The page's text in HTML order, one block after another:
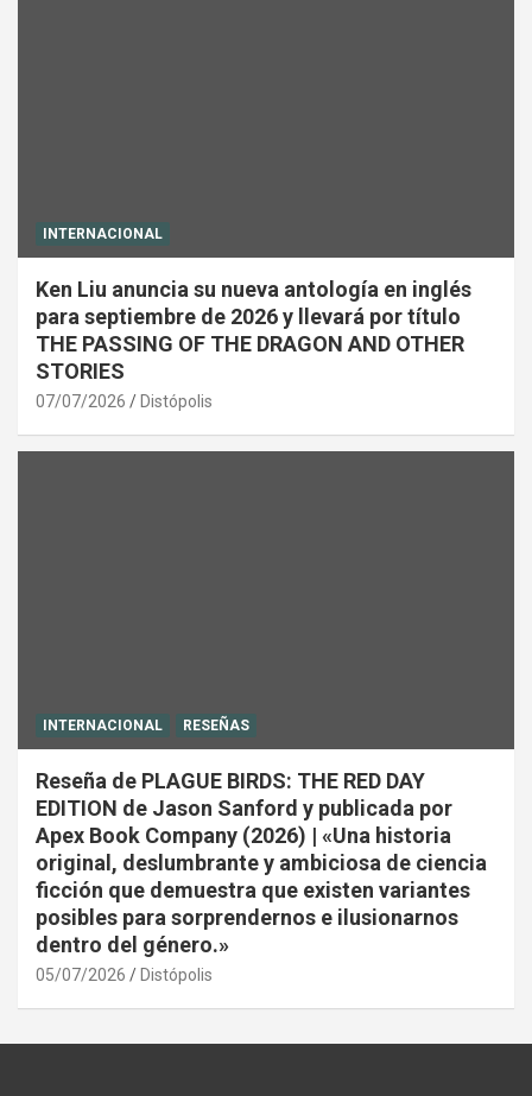
INTERNACIONAL
Ken Liu anuncia su nueva antología en inglés
para septiembre de 2026 y llevará por título
THE PASSING OF THE DRAGON AND OTHER
STORIES
07/07/2026 Distópolis
INTERNACIONAL RESEÑAS
Reseña de PLAGUE BIRDS: THE RED DAY
EDITION de Jason Sanford y publicada por
Apex Book Company (2026) | «Una historia
original, deslumbrante y ambiciosa de ciencia
ficción que demuestra que existen variantes
posibles para sorprendernos e ilusionarnos
dentro del género.»
05/07/2026 Distópolis